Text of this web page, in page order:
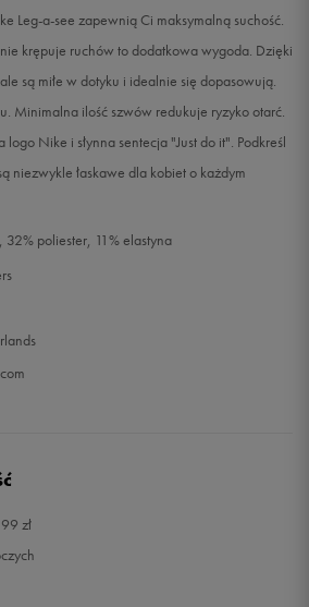
Leg-a-see zapewnią Ci maksymalną suchość.
krępuje ruchów to dodatkowa wygoda. Dzięki
są miłe w dotyku i idealnie się dopasowują.
Minimalna ilość szwów redukuje ryzyko otarć.
Nike i słynna sentecja "Just do it". Podkreśl
niezwykle łaskawe dla kobiet o każdym
32% poliester, 11% elastyna
zł